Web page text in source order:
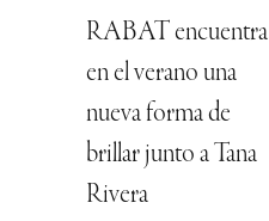
RABAT encuentra
en el verano una
nueva forma de
brillar junto a Tana
Rivera